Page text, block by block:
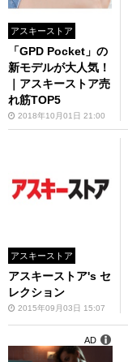
アスキーストア
「GPD Pocket」の
新モデルが大人気！
｜アスキーストア売
れ筋TOP5
2018年10月01日 21:00
アスキーストア
アスキーストア's セ
レクション
2015年09月03日 15:07
AD